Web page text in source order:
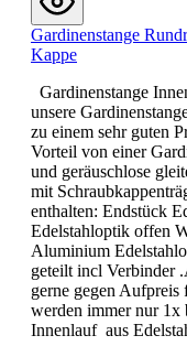
Gardinenstange
Kappe
Gardinenstange
unsere
zu einem sehr guten
Vorteil von einer
und geräuschlose
mit
enthalten: Endstück
Edelstahloptik offen
Aluminium
geteilt incl Verbinder
gerne gegen
werden immer nur 1x
Innenlauf aus